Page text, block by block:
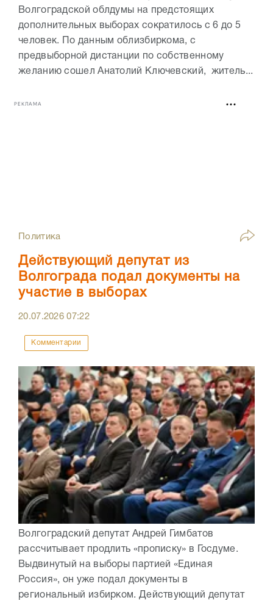
Волгоградской облдумы на предстоящих
дополнительных выборах сократилось с 6 до 5
человек. По данным облизбиркома, с
предвыборной дистанции по собственному
желанию сошел Анатолий Ключевский, житель...
РЕКЛАМА
Политика
Действующий депутат из
Волгограда подал документы на
участие в выборах
20.07.202607:22
Комментарии
Волгоградский депутат Андрей Гимбатов
рассчитывает продлить «прописку» в Госдуме.
Выдвинутый на выборы партией «Единая
Россия», он уже подал документы в
региональный избирком. Действующий депутат